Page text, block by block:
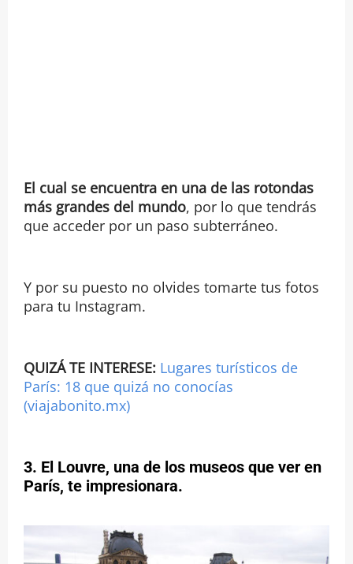
El cual se encuentra en una de las rotondas
más grandes del mundo, por lo que tendrás
que acceder por un paso subterráneo.
Y por su puesto no olvides tomarte tus fotos
para tu Instagram.
QUIZÁ TE INTERESE: Lugares turísticos de
París: 18 que quizá no conocías
(viajabonito.mx)
3. El Louvre, una de los museos que ver en
París, te impresionara.